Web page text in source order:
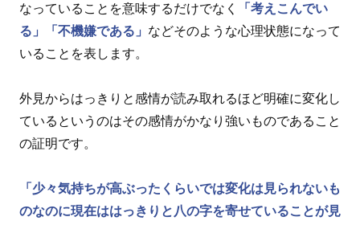
なっていることを意味するだけでなく
「考えこんでい
る」
「不機嫌である」 などそのような心理状態になって
いることを表します。
外見からはっきりと感情が読み取れるほど明確に変化し
ているというのはその感情がかなり強いものであること
の証明です。
「少々気持ちが高ぶったくらいでは変化は見られないも
のなのに現在ははっきりと八の字を寄せていることが見